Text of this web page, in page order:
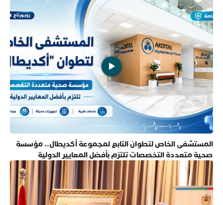
المستشفى الخاص لتطوان التابع لمجموعة أكديطال.. مؤسسة
صحية متعددة التخصصات تلتزم بأفضل المعايير الدولية